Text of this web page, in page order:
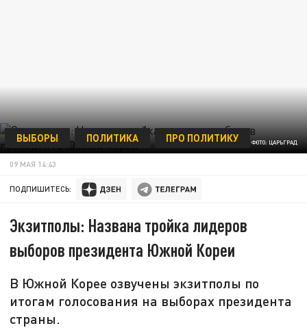
ФОТО: ЦАРЬГРАД
ВЫБОРЫ ПОЛИТИКА ПРО ПОЛИТИКУ
09 МАЯ 14:43
ПОДПИШИТЕСЬ:
Экзитполы: Названа тройка лидеров
выборов президента Южной Кореи
В Южной Корее озвучены экзитполы по
итогам голосования на выборах президента
страны.